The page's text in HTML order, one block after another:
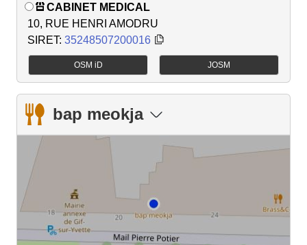
CABINET MEDICAL
10, RUE HENRI AMODRU
SIRET: 35248507200016
OSM iD JOSM
bap meokja